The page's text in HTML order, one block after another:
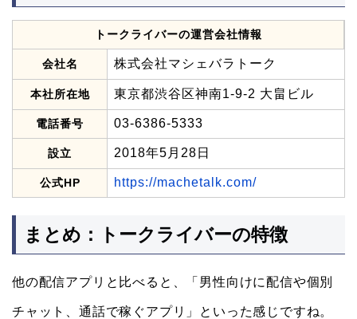
トークライバーの運営会社情報
会社名 株式会社マシェバラトーク
本社所在地 東京都渋谷区神南1-9-2 大畠ビル
電話番号 03-6386-5333
設立 2018年5月28日
公式HP https://machetalk.com/
まとめ：トークライバーの特徴
他の配信アプリと比べると、「男性向けに配信や個別
チャット、通話で稼ぐアプリ」といった感じですね。